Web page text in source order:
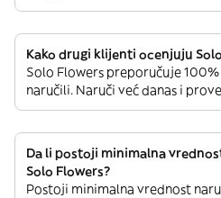
Kako drugi klijenti ocenjuju
Solo Flowers preporučuje
naručili. Naruči već danas i
Da li postoji minimalna
Solo Flowers?
Postoji minimalna vrednost